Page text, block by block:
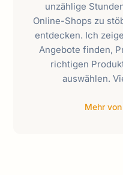
unzählige
Online-Shops zu
entdecken. Ich
Angebote finden,
richtigen
auswählen.
Mehr